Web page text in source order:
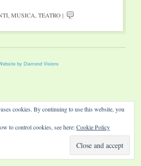
,MUSICA,TEATRO|
by Diamond Visions
cookies. By continuing to use this website, you
to control cookies, see here:Cookie Policy